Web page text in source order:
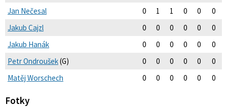
Jan Nečesal
0 1 1 0 0
0
Jakub Cajzl
0 0 0 0 0
0
Jakub Hanák
0 0 0 0 0
0
Petr Ondroušek(G) 0 0 0 0 0
0
Matěj Worschech
0 0 0 0 0 0
Fotky